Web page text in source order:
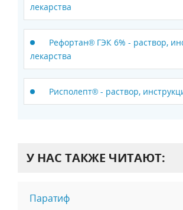
лекарства
Рефортан® ГЭК 6% - раствор,
лекарства
Рисполепт® - раствор,
У НАС ТАКЖЕ ЧИТАЮТ:
Паратиф